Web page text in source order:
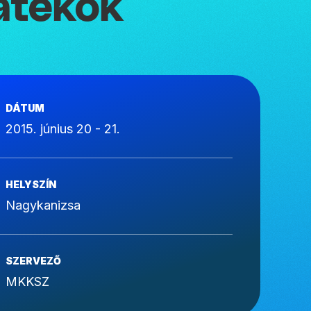
DÁTUM
2015. június 20 - 21.
HELYSZÍN
Nagykanizsa
SZERVEZŐ
MKKSZ